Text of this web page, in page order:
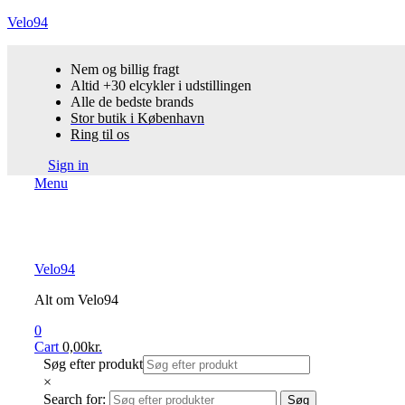
Velo94
Nem og billig fragt
Altid +30 elcykler i udstillingen
Alle de bedste brands
Stor butik i København
Ring til os
Sign in
Menu
Velo94
Alt om Velo94
0
Cart 0,00kr.
Søg efter produkt
×
Search for:
Søg